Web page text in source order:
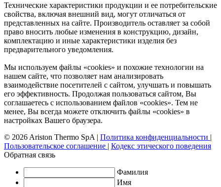
Технические характеристики продукции и ее потребительские
свойства, включая внешний вид, могут отличаться от
представленных на сайте. Производитель оставляет за собой
право вносить любые изменения в конструкцию, дизайн,
комплектацию и иные характеристики изделия без
предварительного уведомления.
Мы используем файлы «cookies» и похожие технологии на
нашем сайте, что позволяет нам анализировать
взаимодействие посетителей с сайтом, улучшать и повышать
его эффективность. Продолжая пользоваться сайтом, Вы
соглашаетесь с использованием файлов «cookies». Тем не
менее, Вы всегда можете отключить файлы «cookies» в
настройках Вашего браузера.
© 2026 Ariston Thermo SpA | Политика конфиденциальности |
Пользовательское соглашение | Кодекс этического поведения
Обратная связь
Фамилия
Имя